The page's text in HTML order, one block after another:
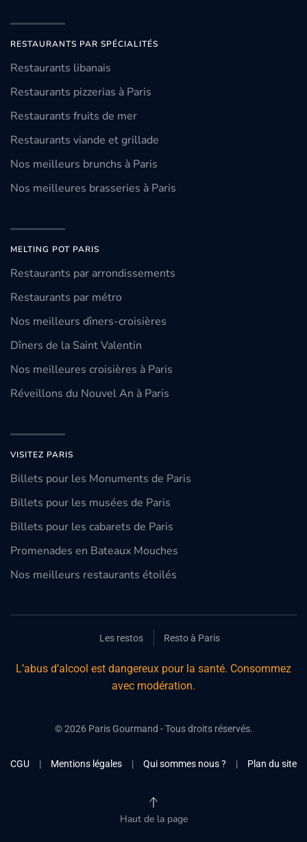
RESTAURANTS PAR SPÉCIALITÉS
Restaurants libanais
Restaurants pizzerias à Paris
Restaurants fruits de mer
Restaurants viande et grillade
Nos meilleurs brunchs à Paris
Nos meilleures brasseries à Paris
MELTING POT PARIS
Restaurants par arrondissements
Restaurants par métro
Nos meilleurs dîners-croisières
Dîners de la Saint Valentin
Nos meilleures croisières à Paris
Réveillons du Nouvel An à Paris
VISITEZ PARIS
Billets pour les Monuments de Paris
Billets pour les musées de Paris
Billets pour les cabarets de Paris
Promenades en Bateaux Mouches
Nos meilleurs restaurants étoilés
Les restos Resto à Paris
L’abus d’alcool est dangereux pour la santé. Consommez
avec modération.
©2026Paris Gourmand - Tous droits réservés.
CGU | Mentions légales | Qui sommes nous ? | Plan du site
Haut de la page